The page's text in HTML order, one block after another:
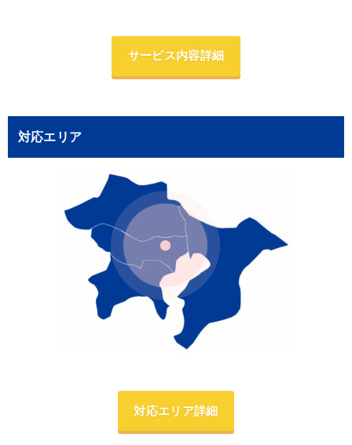
サービス内容詳細
対応エリア
対応エリア詳細